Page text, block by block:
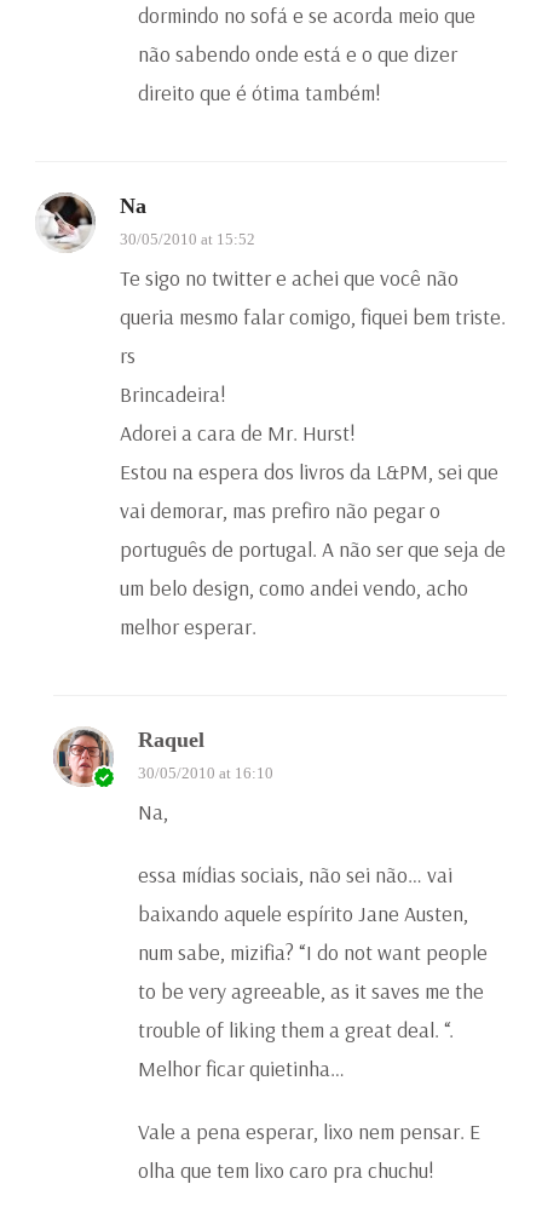
dormindo no sofá e se acorda meio que
não sabendo onde está e o que dizer
direito que é ótima também!
Na
30/05/2010 at 15:52
Te sigo no twitter e achei que você não
queria mesmo falar comigo, fiquei bem triste.
rs
Brincadeira!
Adorei a cara de Mr. Hurst!
Estou na espera dos livros da L&PM, sei que
vai demorar, mas prefiro não pegar o
português de portugal. A não ser que seja de
um belo design, como andei vendo, acho
melhor esperar.
Raquel
30/05/2010 at 16:10
Na,
essa mídias sociais, não sei não… vai
baixando aquele espírito Jane Austen,
num sabe, mizifia? “I do not want people
to be very agreeable, as it saves me the
trouble of liking them a great deal. “.
Melhor ficar quietinha…
Vale a pena esperar, lixo nem pensar. E
olha que tem lixo caro pra chuchu!